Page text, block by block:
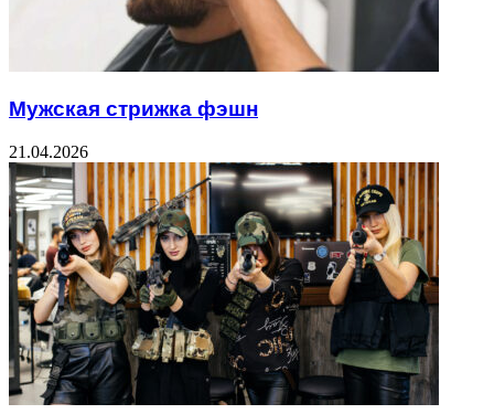
Мужская стрижка фэшн
21.04.2026